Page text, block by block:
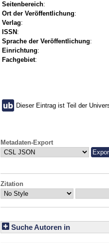
Seitenbereich:
Ort der Veröffentlichung:
Verlag:
ISSN :
Sprache der Veröffentlichung:
Einrichtung:
Fachgebiet:
Dieser Eintrag ist Teil der
Metadaten-Export
Zitation
Suche Autoren in